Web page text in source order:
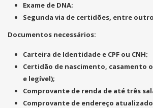
Exame de DNA;
Segunda via de certidões, entre
Documentos necessários:
Carteira de Identidade e CPF ou CNH;
Certidão de nascimento, casamento
e legível);
Comprovante de renda de até três
Comprovante de endereço